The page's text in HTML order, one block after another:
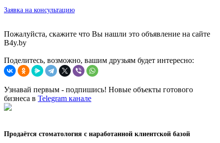
Заявка на консультацию
Пожалуйста, скажите что Вы нашли это объявление на сайте
B4y.by
Поделитесь, возможно, вашим друзьям будет интересно:
Узнавай первым - подпишись! Новые объекты готового
бизнеса в Telegram канале
Продаётся стоматология с наработанной клиентской базой